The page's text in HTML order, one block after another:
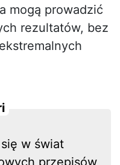
mogą prowadzić
rezultatów, bez
w świat
przepisów